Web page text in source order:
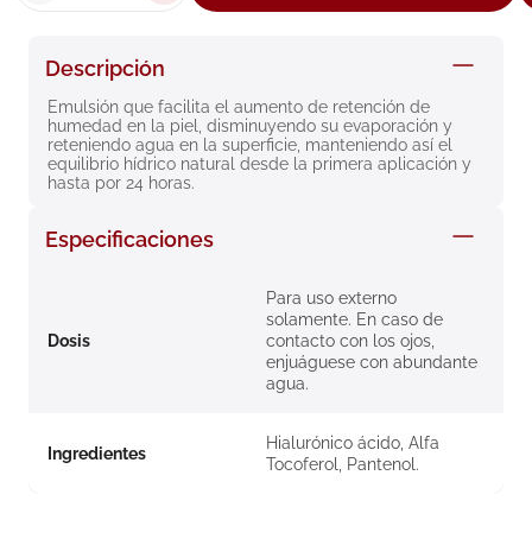
Descripción
Emulsión que facilita el aumento de retención de
humedad en la piel, disminuyendo su evaporación y
reteniendo agua en la superficie, manteniendo así el
equilibrio hídrico natural desde la primera aplicación y
hasta por 24 horas.
Especificaciones
Dosis
Para uso externo
solamente. En caso de
contacto con los ojos,
enjuáguese con abundante
agua.
Ingredientes
Hialurónico ácido, Alfa
Tocoferol, Pantenol.
7. isdin
8. roche posay
9. nivea
pañales